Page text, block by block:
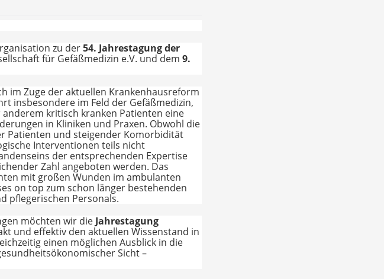
zu der54. Jahrestagung der
für Gefäßmedizin e.V. und dem 9.
im Zuge der aktuellen Krankenhausreform
insbesondere im Feld der Gefäßmedizin,
kritisch kranken Patienten eine
in Kliniken und Praxen. Obwohl die
Patienten und steigender Komorbidität
Interventionen teils nicht
der entsprechenden Expertise
Zahl angeboten werden. Das
mit großen Wunden im ambulanten
on top zum schon länger bestehenden
pflegerischen Personals.
möchten wir die Jahrestagung
und effektiv den aktuellen Wissenstand in
einen möglichen Ausblick in die
Sicht –